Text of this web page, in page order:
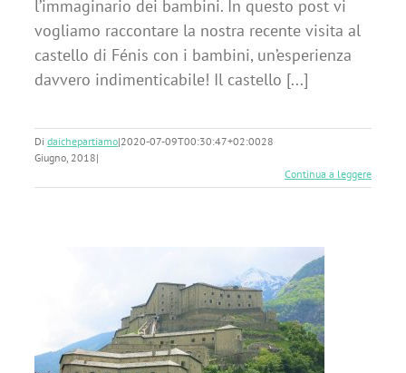
l’immaginario dei bambini. In questo post vi
vogliamo raccontare la nostra recente visita al
castello di Fénis con i bambini, un’esperienza
davvero indimenticabile! Il castello [...]
Di daichepartiamo|2020-07-09T00:30:47+02:0028
Giugno, 2018|
Continua a leggere